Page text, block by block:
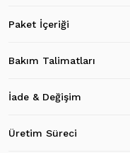
Paket İçeriği
Bakım Talimatları
İade & Değişim
Üretim Süreci